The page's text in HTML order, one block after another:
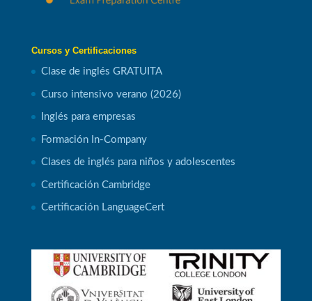
Cursos y Certificaciones
Clase de inglés GRATUITA
Curso intensivo verano (2026)
Inglés para empresas
Formación In-Company
Clases de inglés para niños y adolescentes
Certificación Cambridge
Certificación LanguageCert